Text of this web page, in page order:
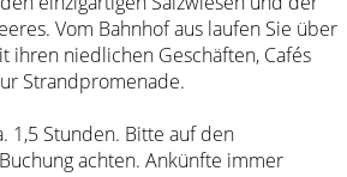
Vom Bahnhof aus laufen Sie über
ihren niedlichen Geschäften, Cafés
Strandpromenade.
1,5 Stunden. Bitte auf den
achten. Ankünfte immer